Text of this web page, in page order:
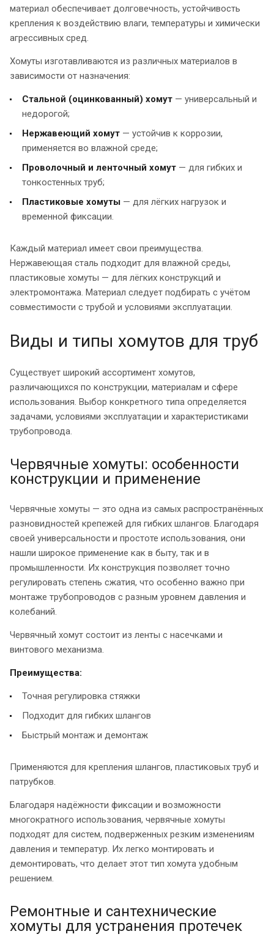
материал обеспечивает долговечность, устойчивость
крепления к воздействию влаги, температуры и химически
агрессивных сред.
Хомуты изготавливаются из различных материалов в
зависимости от назначения:
Стальной (оцинкованный) хомут — универсальный и
недорогой;
Нержавеющий хомут — устойчив к коррозии,
применяется во влажной среде;
Проволочный и ленточный хомут — для гибких и
тонкостенных труб;
Пластиковые хомуты — для лёгких нагрузок и
временной фиксации.
Каждый материал имеет свои преимущества.
Нержавеющая сталь подходит для влажной среды,
пластиковые хомуты — для лёгких конструкций и
электромонтажа. Материал следует подбирать с учётом
совместимости с трубой и условиями эксплуатации.
Виды и типы хомутов для труб
Существует широкий ассортимент хомутов,
различающихся по конструкции, материалам и сфере
использования. Выбор конкретного типа определяется
задачами, условиями эксплуатации и характеристиками
трубопровода.
Червячные хомуты: особенности
конструкции и применение
Червячные хомуты — это одна из самых распространённых
разновидностей крепежей для гибких шлангов. Благодаря
своей универсальности и простоте использования, они
нашли широкое применение как в быту, так и в
промышленности. Их конструкция позволяет точно
регулировать степень сжатия, что особенно важно при
монтаже трубопроводов с разным уровнем давления и
колебаний.
Червячный хомут состоит из ленты с насечками и
винтового механизма.
Преимущества:
Точная регулировка стяжки
Подходит для гибких шлангов
Быстрый монтаж и демонтаж
Применяются для крепления шлангов, пластиковых труб и
патрубков.
Благодаря надёжности фиксации и возможности
многократного использования, червячные хомуты
подходят для систем, подверженных резким изменениям
давления и температур. Их легко монтировать и
демонтировать, что делает этот тип хомута удобным
решением.
Ремонтные и сантехнические
хомуты для устранения протечек